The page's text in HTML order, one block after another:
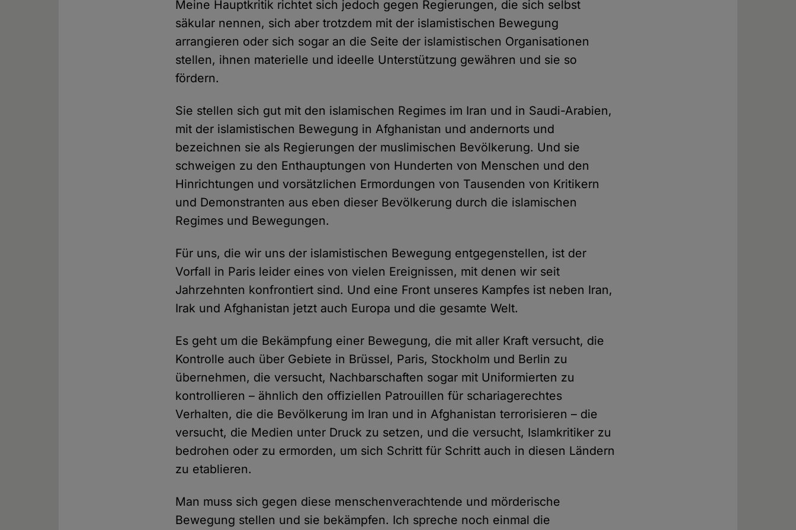
Meine Hauptkritik richtet sich jedoch gegen Regierungen, die sich selbst
säkular nennen, sich aber trotzdem mit der islamistischen Bewegung
arrangieren oder sich sogar an die Seite der islamistischen Organisationen
stellen, ihnen materielle und ideelle Unterstützung gewähren und sie so
fördern.
Sie stellen sich gut mit den islamischen Regimes im Iran und in Saudi-Arabien,
mit der islamistischen Bewegung in Afghanistan und andernorts und
bezeichnen sie als Regierungen der muslimischen Bevölkerung. Und sie
schweigen zu den Enthauptungen von Hunderten von Menschen und den
Hinrichtungen und vorsätzlichen Ermordungen von Tausenden von Kritikern
und Demonstranten aus eben dieser Bevölkerung durch die islamischen
Regimes und Bewegungen.
Für uns, die wir uns der islamistischen Bewegung entgegenstellen, ist der
Vorfall in Paris leider eines von vielen Ereignissen, mit denen wir seit
Jahrzehnten konfrontiert sind. Und eine Front unseres Kampfes ist neben Iran,
Irak und Afghanistan jetzt auch Europa und die gesamte Welt.
Es geht um die Bekämpfung einer Bewegung, die mit aller Kraft versucht, die
Kontrolle auch über Gebiete in Brüssel, Paris, Stockholm und Berlin zu
übernehmen, die versucht, Nachbarschaften sogar mit Uniformierten zu
kontrollieren – ähnlich den offiziellen Patrouillen für schariagerechtes
Verhalten, die die Bevölkerung im Iran und in Afghanistan terrorisieren – die
versucht, die Medien unter Druck zu setzen, und die versucht, Islamkritiker zu
bedrohen oder zu ermorden, um sich Schritt für Schritt auch in diesen Ländern
zu etablieren.
Man muss sich gegen diese menschenverachtende und mörderische
Bewegung stellen und sie bekämpfen. Ich spreche noch einmal die